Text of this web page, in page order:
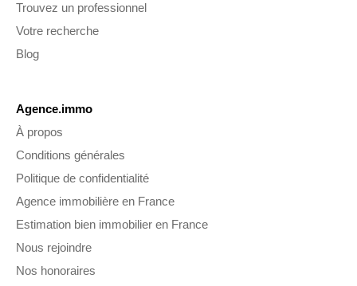
Trouvez un professionnel
Votre recherche
Blog
Agence.immo
À propos
Conditions générales
Politique de confidentialité
Agence immobilière en France
Estimation bien immobilier en France
Nous rejoindre
Nos honoraires